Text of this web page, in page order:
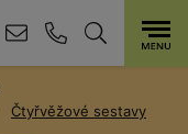
Čtyřvěžové sestavy